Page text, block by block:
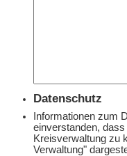
Datenschutz
Informationen zum
einverstanden,
Kreisverwaltung zu
Verwaltung"